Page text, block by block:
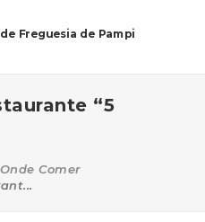
Freguesia de Pampi
“5
Onde Comer